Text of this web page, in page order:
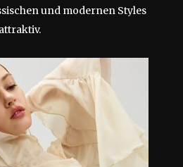
und modernen Styles